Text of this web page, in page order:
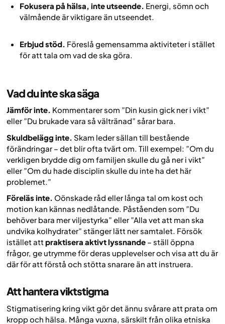
Fokusera på hälsa, inte utseende. Energi, sömn och
välmående är viktigare än utseendet.
Erbjud stöd. Föreslå gemensamma aktiviteter i stället
för att tala om vad de ska göra.
Vad du inte ska säga
Jämför inte. Kommentarer som ”Din kusin gick ner i vikt”
eller ”Du brukade vara så vältränad” sårar bara.
Skuldbelägg inte. Skam leder sällan till bestående
förändringar – det blir ofta tvärt om. Till exempel: ”Om du
verkligen brydde dig om familjen skulle du gå ner i vikt”
eller ”Om du hade disciplin skulle du inte ha det här
problemet.”
Föreläs inte. Oönskade råd eller långa tal om kost och
motion kan kännas nedlåtande. Påståenden som ”Du
behöver bara mer viljestyrka” eller ”Alla vet att man ska
undvika kolhydrater” stänger lätt ner samtalet. Försök
istället attpraktisera aktivt lyssnande – ställ öppna
frågor, ge utrymme för deras upplevelser och visa att du är
där för att förstå och stötta snarare än att instruera.
Att hantera viktstigma
Stigmatisering kring vikt gör det ännu svårare att prata om
kropp och hälsa. Många vuxna, särskilt från olika etniska